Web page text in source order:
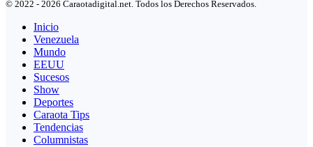
© 2022 - 2026 Caraotadigital.net. Todos los Derechos Reservados.
Inicio
Venezuela
Mundo
EEUU
Sucesos
Show
Deportes
Caraota Tips
Tendencias
Columnistas